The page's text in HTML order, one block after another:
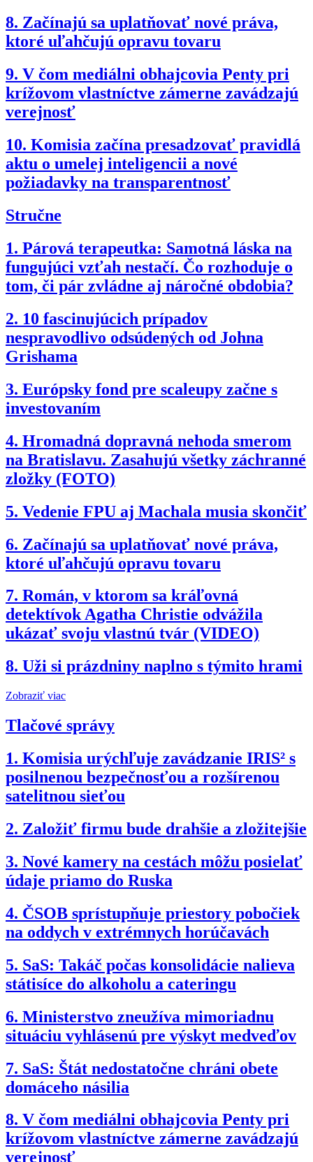
8. Začínajú sa uplatňovať nové práva,
ktoré uľahčujú opravu tovaru
9. V čom mediálni obhajcovia Penty pri
krížovom vlastníctve zámerne zavádzajú
verejnosť
10. Komisia začína presadzovať pravidlá
aktu o umelej inteligencii a nové
požiadavky na transparentnosť
Stručne
1. Párová terapeutka: Samotná láska na
fungujúci vzťah nestačí. Čo rozhoduje o
tom, či pár zvládne aj náročné obdobia?
2. 10 fascinujúcich prípadov
nespravodlivo odsúdených od Johna
Grishama
3. Európsky fond pre scaleupy začne s
investovaním
4. Hromadná dopravná nehoda smerom
na Bratislavu. Zasahujú všetky záchranné
zložky (FOTO)
5. Vedenie FPU aj Machala musia skončiť
6. Začínajú sa uplatňovať nové práva,
ktoré uľahčujú opravu tovaru
7. Román, v ktorom sa kráľovná
detektívok Agatha Christie odvážila
ukázať svoju vlastnú tvár (VIDEO)
8. Uži si prázdniny naplno s týmito hrami
Zobraziť viac
Tlačové správy
1. Komisia urýchľuje zavádzanie IRIS² s
posilnenou bezpečnosťou a rozšírenou
satelitnou sieťou
2. Založiť firmu bude drahšie a zložitejšie
3. Nové kamery na cestách môžu posielať
údaje priamo do Ruska
4. ČSOB sprístupňuje priestory pobočiek
na oddych v extrémnych horúčavách
5. SaS: Takáč počas konsolidácie nalieva
státisíce do alkoholu a cateringu
6. Ministerstvo zneužíva mimoriadnu
situáciu vyhlásenú pre výskyt medveďov
7. SaS: Štát nedostatočne chráni obete
domáceho násilia
8. V čom mediálni obhajcovia Penty pri
krížovom vlastníctve zámerne zavádzajú
verejnosť